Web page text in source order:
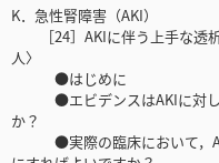
K．急性腎障害（AKI）
［24］AKIに伴う上手な透
人〉
●はじめに
●エビデンスはAKIに対し
か？
●実際の臨床において，AKI